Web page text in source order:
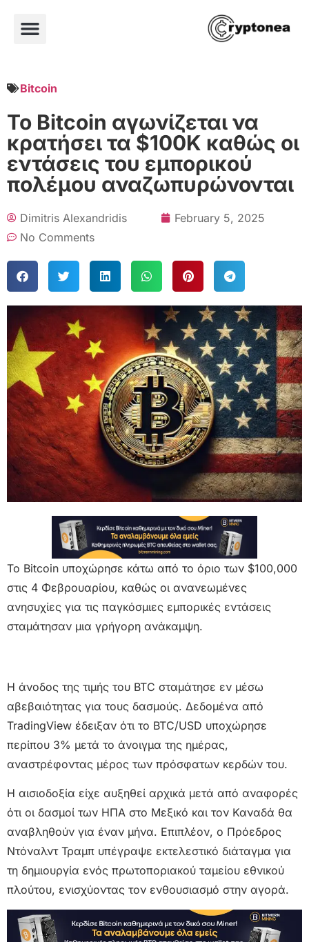
Bitcoin
Το Bitcoin αγωνίζεται να
κρατήσει τα $100K καθώς οι
εντάσεις του εμπορικού
πολέμου αναζωπυρώνονται
Dimitris Alexandridis
February 5, 2025
No Comments
Το Bitcoin υποχώρησε κάτω από το όριο των $100,000
στις 4 Φεβρουαρίου, καθώς οι ανανεωμένες
ανησυχίες για τις παγκόσμιες εμπορικές εντάσεις
σταμάτησαν μια γρήγορη ανάκαμψη.
Η άνοδος της τιμής του BTC σταμάτησε εν μέσω
αβεβαιότητας για τους δασμούς. Δεδομένα από
TradingView έδειξαν ότι το BTC/USD υποχώρησε
περίπου 3% μετά το άνοιγμα της ημέρας,
αναστρέφοντας μέρος των πρόσφατων κερδών του.
Η αισιοδοξία είχε αυξηθεί αρχικά μετά από αναφορές
ότι οι δασμοί των ΗΠΑ στο Μεξικό και τον Καναδά θα
αναβληθούν για έναν μήνα. Επιπλέον, ο Πρόεδρος
Ντόναλντ Τραμπ υπέγραψε εκτελεστικό διάταγμα για
τη δημιουργία ενός πρωτοποριακού ταμείου εθνικού
πλούτου, ενισχύοντας τον ενθουσιασμό στην αγορά.